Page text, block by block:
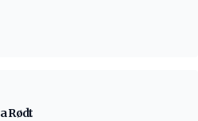
Rødt